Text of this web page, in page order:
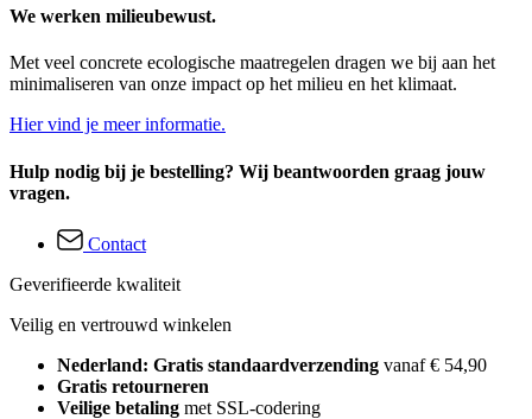
We werken milieubewust.
Met veel concrete ecologische maatregelen dragen we bij aan het
minimaliseren van onze impact op het milieu en het klimaat.
Hier vind je meer informatie.
Hulp nodig bij je bestelling? Wij beantwoorden graag jouw
vragen.
Contact
Geverifieerde kwaliteit
Veilig en vertrouwd winkelen
Nederland: Gratis standaardverzending vanaf € 54,90
Gratis retourneren
Veilige betaling met SSL-codering